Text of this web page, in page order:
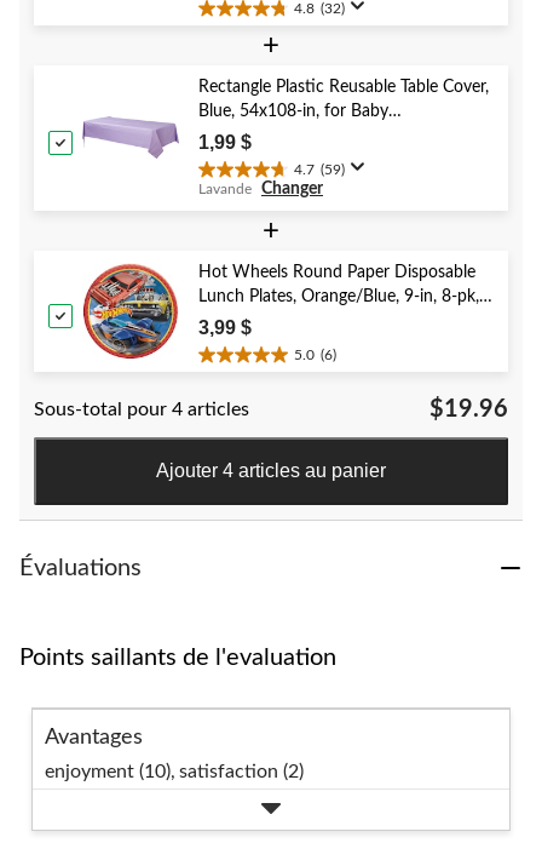
4.8 (32)
4.8
5.
32
évaluations
+
Rectangle Plastic Reusable Table Cover,
Blue, 54x108-in, for Baby
Shower/Hanukkah/Birthday Party
1,99 $
4.7 (59)
4.7
59
évaluations
Lavande Changer
+
Hot Wheels Round Paper Disposable
Lunch Plates, Orange/Blue, 9-in, 8-pk,
for Birthday Party
3,99 $
5.0 (6)
5.0
sur
5.
évaluations
Sous-total pour 4 articles $19.96
Ajouter 4 articles au panier
Évaluations
Points saillants de l'evaluation
Avantages
enjoyment (10), satisfaction (2)